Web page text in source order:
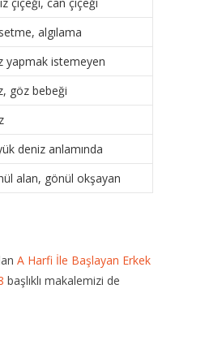
algılama
yapmak istemeyen
göz bebeği
deniz anlamında
alan, gönül okşayan
A Harfi İle Başlayan Erkek
başlıklı makalemizi de